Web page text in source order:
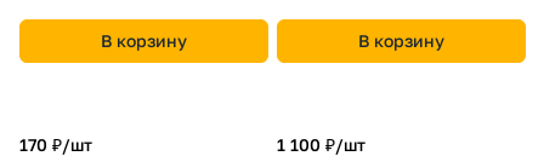
В корзину В корзину
170 ₽/шт
1 100 ₽/шт